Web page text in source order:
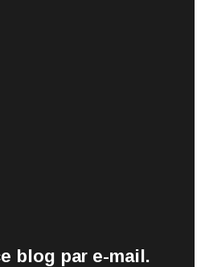
blog par e-mail.